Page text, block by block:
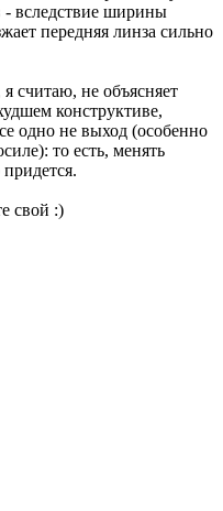
- вследствие ширины
передняя линза сильно
считаю, не объясняет
конструктиве,
одно не выход (особенно
то есть, менять
свой :)